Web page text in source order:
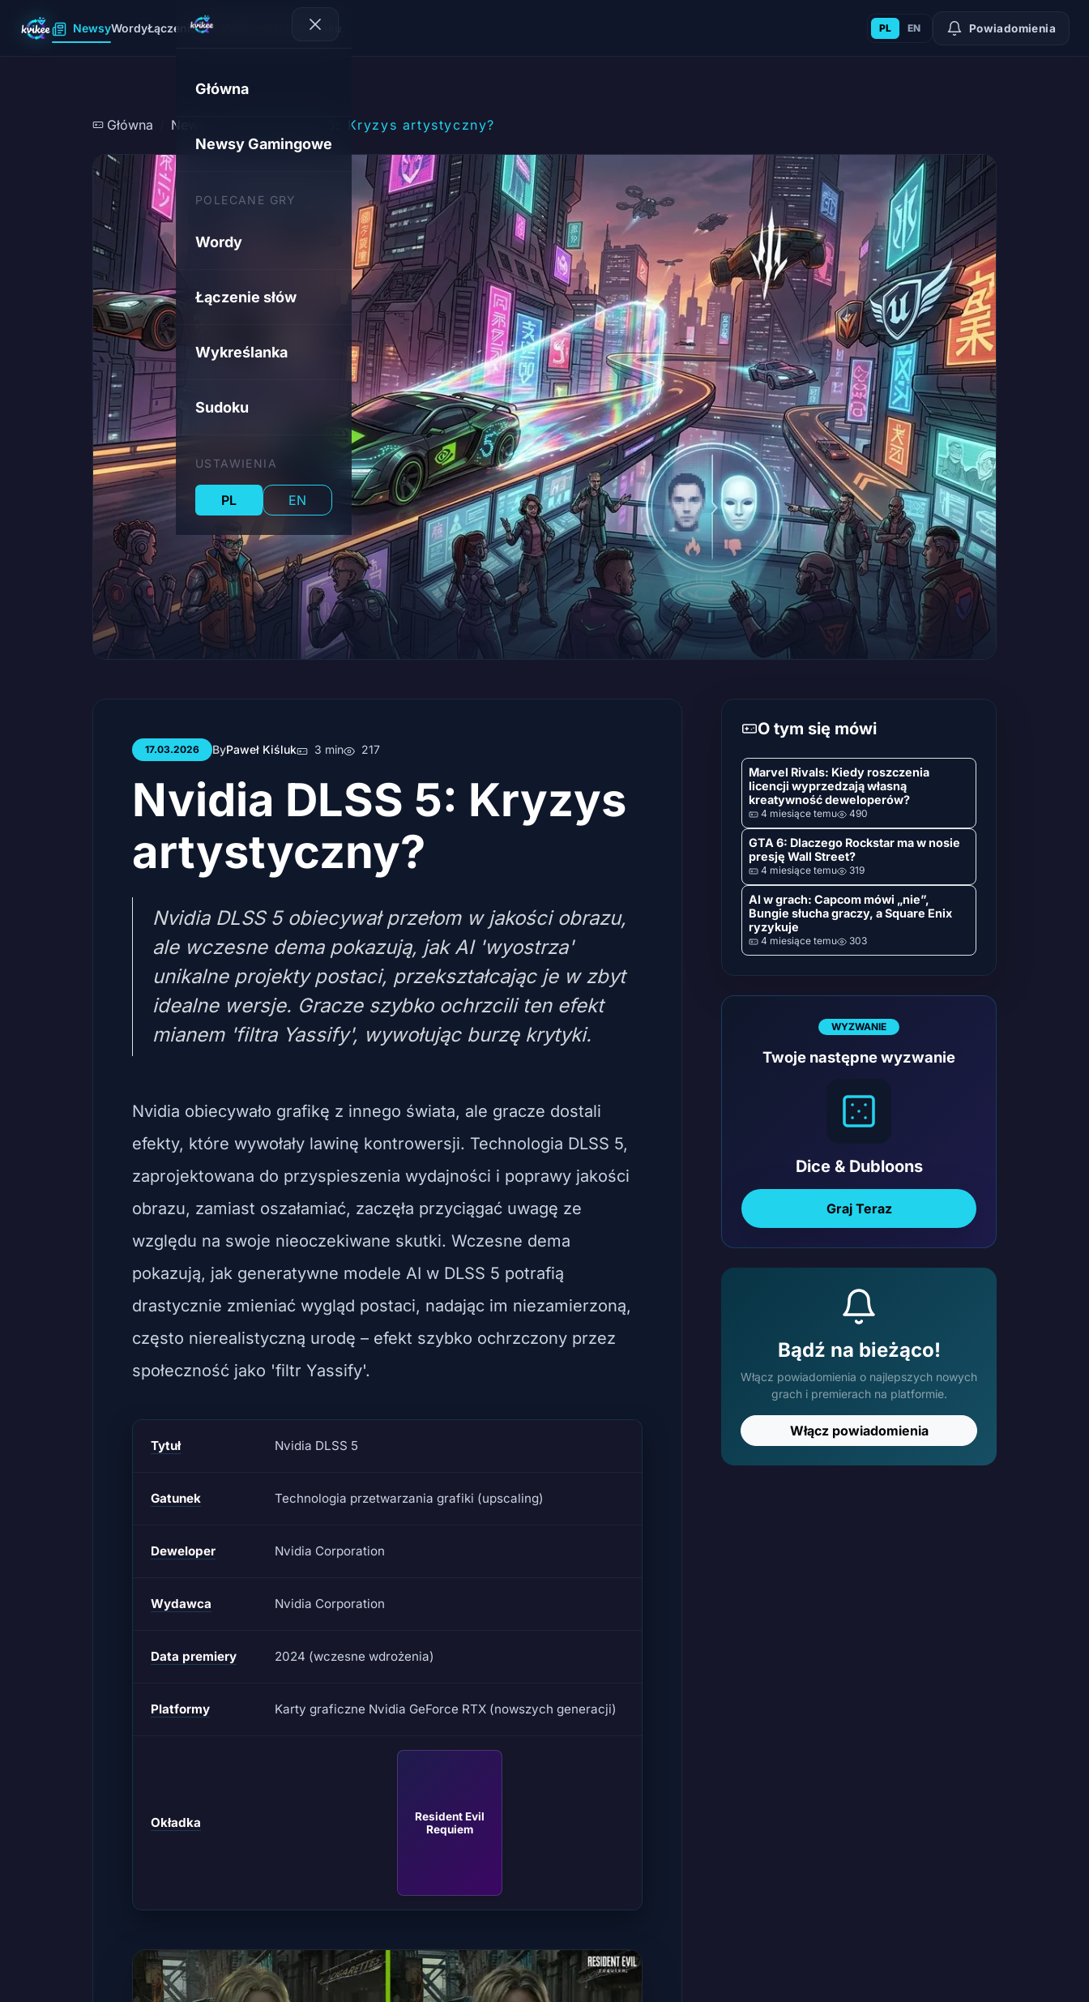
NewsyWordyŁączenie słów Sudoku PL EN Powiadomienia
Główna
Newsy Gamingowe
POLECANE GRY
Wordy
Łączenie słów
Wykreślanka
Sudoku
USTAWIENIA
PL EN
Główna Newsy Nvidia DLSS 5: Kryzys artystyczny?
17.03.2026 ByPaweł Kiśluk 3 min 217
Nvidia DLSS 5: Kryzys
artystyczny?
Nvidia DLSS 5 obiecywał przełom w jakości obrazu,
ale wczesne dema pokazują, jak AI 'wyostrza'
unikalne projekty postaci, przekształcając je w zbyt
idealne wersje. Gracze szybko ochrzcili ten efekt
mianem 'filtra Yassify', wywołując burzę krytyki.
Nvidia obiecywało grafikę z innego świata, ale gracze dostali
efekty, które wywołały lawinę kontrowersji. Technologia DLSS 5,
zaprojektowana do przyspieszenia wydajności i poprawy jakości
obrazu, zamiast oszałamiać, zaczęła przyciągać uwagę ze
względu na swoje nieoczekiwane skutki. Wczesne dema
pokazują, jak generatywne modele AI w DLSS 5 potrafią
drastycznie zmieniać wygląd postaci, nadając im niezamierzoną,
często nierealistyczną urodę – efekt szybko ochrzczony przez
społeczność jako 'filtr Yassify'.
Tytuł Nvidia DLSS 5
Gatunek Technologia przetwarzania grafiki (upscaling)
Deweloper Nvidia Corporation
Wydawca Nvidia Corporation
Data premiery 2024 (wczesne wdrożenia)
Platformy Karty graficzne Nvidia GeForce RTX (nowszych generacji)
Okładka
Resident Evil
Requiem
O tym się mówi
Marvel Rivals: Kiedy roszczenia
licencji wyprzedzają własną
kreatywność deweloperów?
4 miesiące temu 490
GTA 6: Dlaczego Rockstar ma w nosie
presję Wall Street?
4 miesiące temu 319
AI w grach: Capcom mówi „nie”,
Bungie słucha graczy, a Square Enix
ryzykuje
4 miesiące temu 303
WYZWANIE
Twoje następne wyzwanie
Dice & Dubloons
Graj Teraz
Bądź na bieżąco!
Włącz powiadomienia o najlepszych nowych
grach i premierach na platformie.
Włącz powiadomienia